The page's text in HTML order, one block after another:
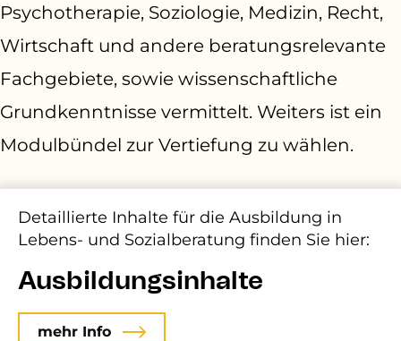
Psychotherapie, Soziologie, Medizin, Recht,
Wirtschaft und andere beratungsrelevante
Fachgebiete, sowie wissenschaftliche
Grundkenntnisse vermittelt. Weiters ist ein
Modulbündel zur Vertiefung zu wählen.
Detaillierte Inhalte für die Ausbildung in
Lebens- und Sozialberatung finden Sie hier:
Ausbildungsinhalte
mehr Info